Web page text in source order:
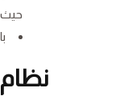
حيث
نظام